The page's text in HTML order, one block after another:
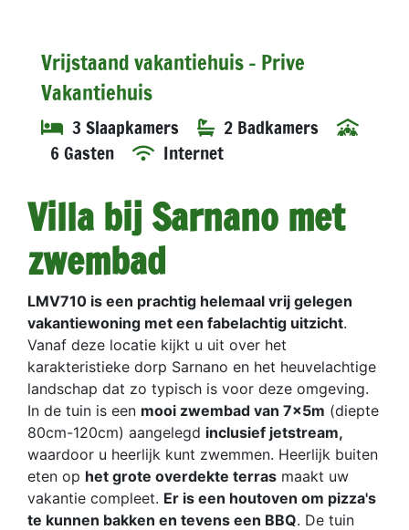
Vrijstaand vakantiehuis - Prive
Vakantiehuis
3 Slaapkamers
2 Badkamers
6 Gasten
Internet
Villa bij Sarnano met
zwembad
LMV710 is een prachtig helemaal vrij gelegen
vakantiewoning met een fabelachtig uitzicht.
Vanaf deze locatie kijkt u uit over het
karakteristieke dorp Sarnano en het heuvelachtige
landschap dat zo typisch is voor deze omgeving.
In de tuin is een mooi zwembad van 7x5m (diepte
80cm-120cm) aangelegd inclusief jetstream,
waardoor u heerlijk kunt zwemmen. Heerlijk buiten
eten op het grote overdekte terras maakt uw
vakantie compleet. Er is een houtoven om pizza's
te kunnen bakken en tevens een BBQ. De tuin